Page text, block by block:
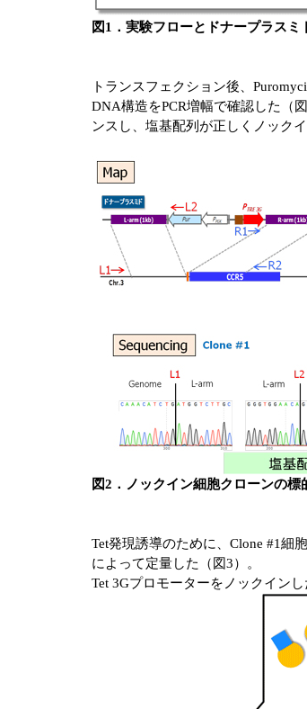
図1．実験フローとドナープラスミ
トランスフェクション後、
DNA構造をPCR増幅で確認した（
ンスし、塩基配列が正しくノック
図2．ノックイン細胞クローンの
Tet発現誘導のために、Clone #1細
によって定量した（図3）。
Tet 3Gプロモーターをノックイン